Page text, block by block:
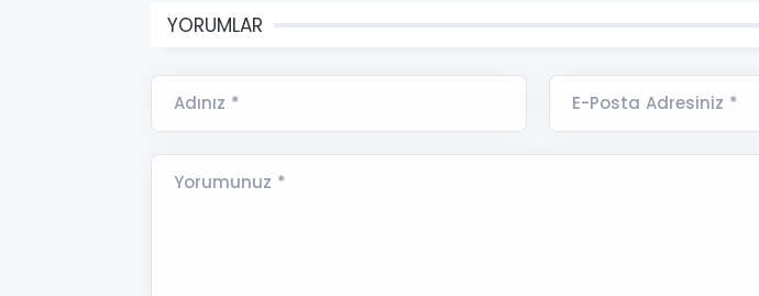
YORUMLAR
Adınız * E-Posta Adresiniz *
Yorumunuz *